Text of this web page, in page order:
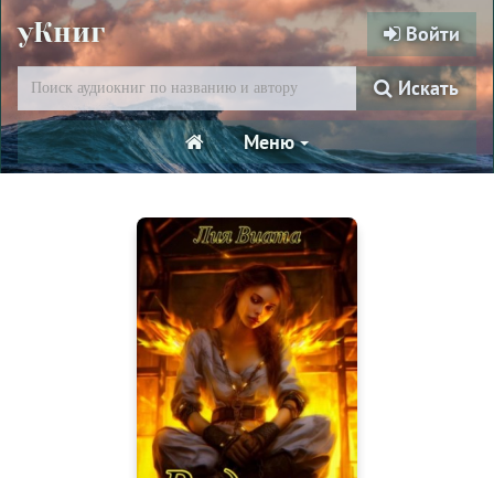
уКниг Войти
Искать
Меню